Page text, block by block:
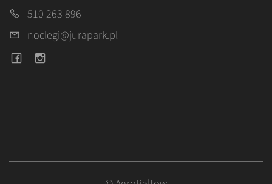
510 263 896
noclegi@jurapark.pl